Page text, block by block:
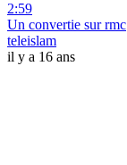
2:59
Un convertie sur rmc
teleislam
il y a 16 ans